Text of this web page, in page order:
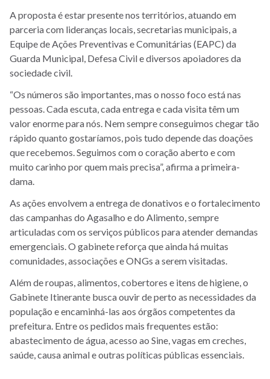
A proposta é estar presente nos territórios, atuando em
parceria com lideranças locais, secretarias municipais, a
Equipe de Ações Preventivas e Comunitárias (EAPC) da
Guarda Municipal, Defesa Civil e diversos apoiadores da
sociedade civil.
“Os números são importantes, mas o nosso foco está nas
pessoas. Cada escuta, cada entrega e cada visita têm um
valor enorme para nós. Nem sempre conseguimos chegar tão
rápido quanto gostaríamos, pois tudo depende das doações
que recebemos. Seguimos com o coração aberto e com
muito carinho por quem mais precisa”, afirma a primeira-
dama.
As ações envolvem a entrega de donativos e o fortalecimento
das campanhas do Agasalho e do Alimento, sempre
articuladas com os serviços públicos para atender demandas
emergenciais. O gabinete reforça que ainda há muitas
comunidades, associações e ONGs a serem visitadas.
Além de roupas, alimentos, cobertores e itens de higiene, o
Gabinete Itinerante busca ouvir de perto as necessidades da
população e encaminhá-las aos órgãos competentes da
prefeitura. Entre os pedidos mais frequentes estão:
abastecimento de água, acesso ao Sine, vagas em creches,
saúde, causa animal e outras políticas públicas essenciais.